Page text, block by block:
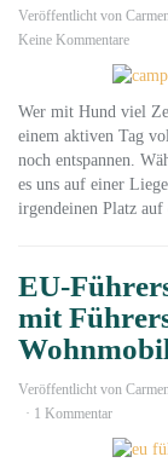
Veröffentlicht von
Keine Kommentare
Wer mit Hund viel
einem aktiven Tag
noch entspannen.
es uns auf einer
irgendeinen Platz
EU-
mit
Veröffentlicht von
1 Kommentar